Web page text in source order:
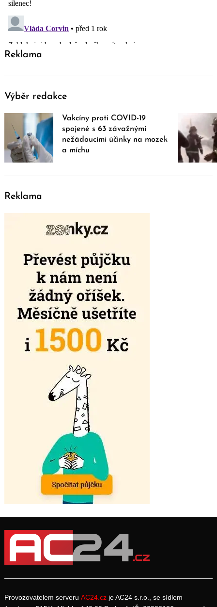
Reklama
Výběr redakce
Vakcíny proti COVID-19
spojené s 63 závažnými
nežádoucími účinky na mozek
a míchu
Reklama
Provozovatelem serveru AC24.cz je AC24 s.r.o., se sídlem